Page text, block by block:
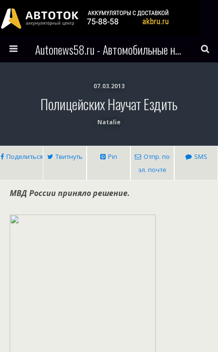
Autonews58.ru - Автомобильные новости Пензы и всего мира
07.03.2013
Полицейских Научат Ездить
Natalie
Поделиться Твитнуть Pin
Отпр. по
эл. почте
SMS
МВД России приняло решение.